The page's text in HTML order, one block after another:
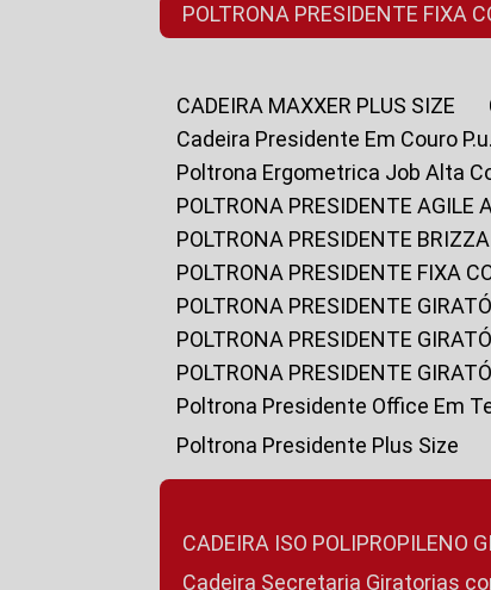
POLTRONA PRESIDENTE FIXA
CADEIRA MAXXER PLUS SIZE
Cadeira Presidente Em Couro
Poltrona Ergometrica Job Alta
POLTRONA PRESIDENTE AGILE
POLTRONA PRESIDENTE
POLTRONA PRESIDENTE FIXA
POLTRONA PRESIDENTE
POLTRONA PRESIDENTE
POLTRONA PRESIDENTE
Poltrona Presidente Office Em
Poltrona Presidente Plus Size
CADEIRA ISO POLIPROPILENO
Cadeira Secretaria Giratorias